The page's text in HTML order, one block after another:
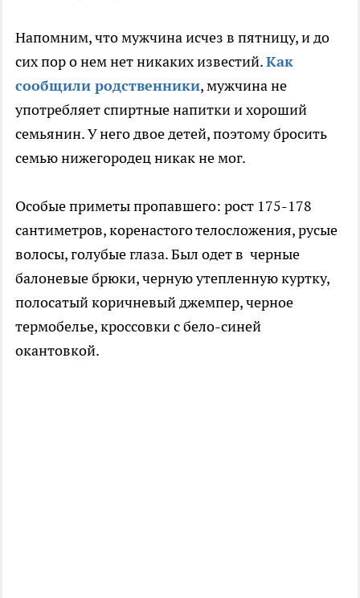
Напомним, что мужчина исчез в пятницу, и до
сих пор о нем нет никаких известий.Как
сообщили родственники, мужчина не
употребляет спиртные напитки и хороший
семьянин. У него двое детей, поэтому бросить
семью нижегородец никак не мог.
Особые приметы пропавшего: рост 175-178
сантиметров, коренастого телосложения, русые
волосы, голубые глаза. Был одет в черные
балоневые брюки, черную утепленную куртку,
полосатый коричневый джемпер, черное
термобелье, кроссовки с бело-синей
окантовкой.